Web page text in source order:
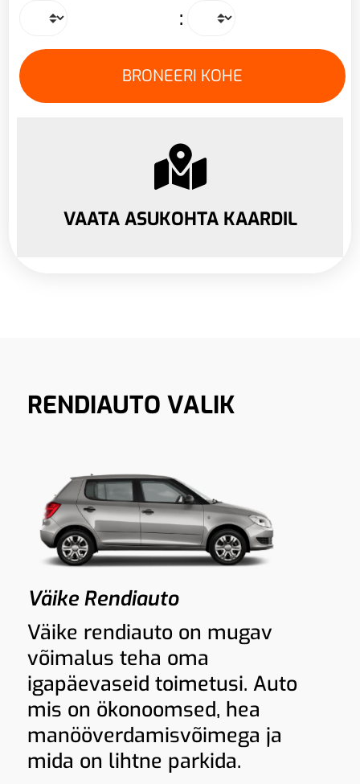
:
VAATA ASUKOHTA KAARDIL
RENDIAUTO VALIK
Väike Rendiauto
Väike rendiauto on mugav
võimalus teha oma
igapäevaseid toimetusi. Auto
mis on ökonoomsed, hea
manööverdamisvõimega ja
mida on lihtne parkida.